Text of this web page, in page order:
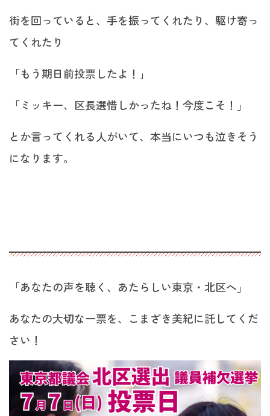
街を回っていると、手を振ってくれたり、駆け寄っ
てくれたり
「もう期日前投票したよ！」
「ミッキー、区長選惜しかったね！今度こそ！」
とか言ってくれる人がいて、本当にいつも泣きそう
になります。
「あなたの声を聴く、あたらしい東京・北区へ」
あなたの大切な一票を、こまざき美紀に託してくだ
さい！